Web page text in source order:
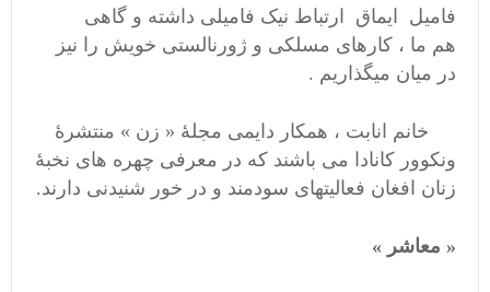
فامیل ایماق ارتباط نیک فامیلی داشته و گاهی
هم ما ، کارهای مسلکی و ژورنالستی خویش را نیز
در میان میگذاریم .
خانم انابت ، همکار دایمی مجلهٔ « زن » منتشرهٔ
ونکوور کانادا می باشند که در معرفی چهره ‌های نخبهٔ
زنان افغان فعالیتهای سودمند و در خور شنیدنی دارند.
« معاشر »